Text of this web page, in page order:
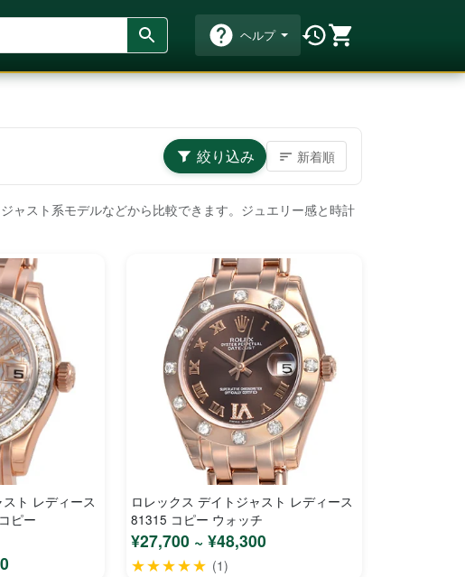
ヘルプ
絞り込み 新着順
ャスト系モデルなどから比較できます。ジュエリー感と時計
ト レディース
ピー
ロレックス デイトジャスト レディース
81315 コピー ウォッチ
¥27,700 ~ ¥48,300
★★★★★ (1)